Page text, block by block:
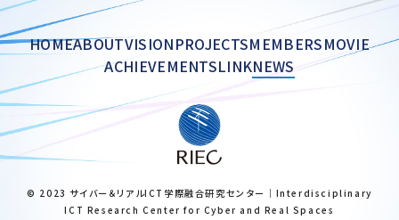
HOMEABOUTVISIONPROJECTSMEMBERSMOVIE
ACHIEVEMENTSLINKNEWS
© 2023 サイバー＆リアルICT学際融合研究センター｜Interdisciplinary
ICT Research Center for Cyber and Real Spaces